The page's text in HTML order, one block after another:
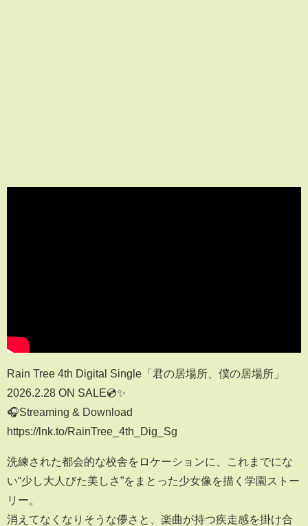
Rain Tree 4th Digital Single「君の居場所、僕の居場所」
2026.2.28 ON SALE💿✨
🎧Streaming & Download
https://lnk.to/RainTree_4th_Dig_Sg
洗練された都会的な校舎をロケーションに、これまでにな
い“少し大人びた美しさ”をまとった少女像を描く学園ストー
リー。
消えてなくなりそうな儚さと、楽曲が持つ疾走感を掛け合